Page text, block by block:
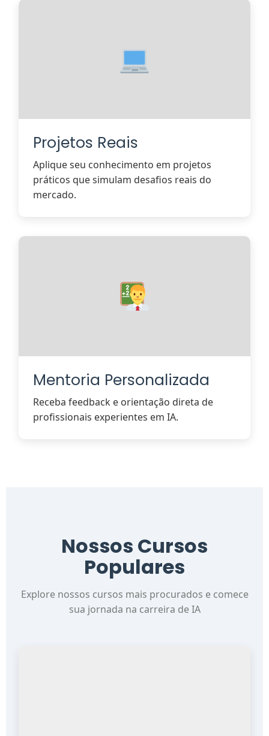
Projetos Reais
Aplique seu conhecimento em projetos
práticos que simulam desafios reais do
mercado.
Mentoria Personalizada
Receba feedback e orientação direta de
profissionais experientes em IA.
Nossos Cursos
Populares
Explore nossos cursos mais procurados e comece
sua jornada na carreira de IA